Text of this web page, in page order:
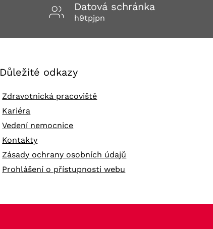
Datová schránka
h9tpjpn
Důležité odkazy
Zdravotnická pracoviště
Kariéra
Vedení nemocnice
Kontakty
Zásady ochrany osobních údajů
Prohlášení o přístupnosti webu